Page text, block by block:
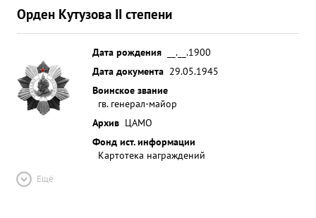
Орден Кутузова II степени
Дата рождения
__.__.1900
Дата документа 29.05.1945
Воинское звание
гв. генерал-майор
Архив ЦАМО
Фонд ист. информации
Картотека награждений
Ещё